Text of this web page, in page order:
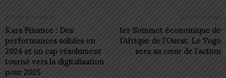
Article précédent
Kara Finance : Des
performances solides en
2024 et un cap résolument
tourné vers la digitalisation
pour 2025
Article suivant
1er Sommet économique de
l’Afrique de l’Ouest: Le Togo
sera au cœur de l’action